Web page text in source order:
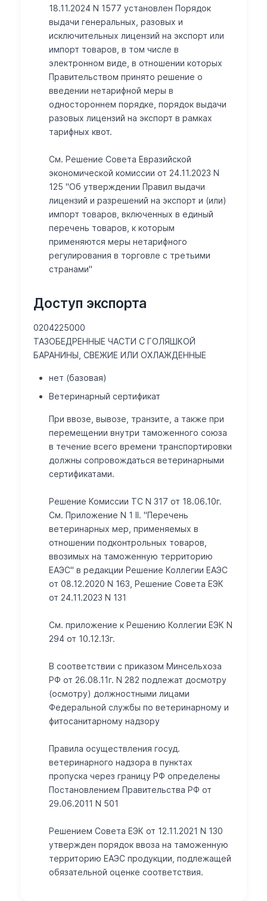
18.11.2024 N 1577 установлен Порядок
выдачи генеральных, разовых и
исключительных лицензий на экспорт или
импорт товаров, в том числе в
электронном виде, в отношении которых
Правительством принято решение о
введении нетарифной меры в
одностороннем порядке, порядок выдачи
разовых лицензий на экспорт в рамках
тарифных квот.
См. Решение Совета Евразийской
экономической комиссии от 24.11.2023 N
125 "Об утверждении Правил выдачи
лицензий и разрешений на экспорт и (или)
импорт товаров, включенных в единый
перечень товаров, к которым
применяются меры нетарифного
регулирования в торговле с третьими
странами"
Доступ экспорта
0204225000
ТАЗОБЕДРЕННЫЕ ЧАСТИ С ГОЛЯШКОЙ
БАРАНИНЫ, СВЕЖИЕ ИЛИ ОХЛАЖДЕННЫЕ
нет (базовая)
Ветеринарный сертификат
При ввозе, вывозе, транзите, а также при
перемещении внутри таможенного союза
в течение всего времени транспортировки
должны сопровождаться ветеринарными
сертификатами.
Решение Комиссии ТС N 317 от 18.06.10г.
См. Приложение N 1 II. "Перечень
ветеринарных мер, применяемых в
отношении подконтрольных товаров,
ввозимых на таможенную территорию
ЕАЭС" в редакции Решение Коллегии ЕАЭС
от 08.12.2020 N 163, Решение Совета ЕЭК
от 24.11.2023 N 131
Cм. приложение к Решению Коллегии ЕЭК N
294 от 10.12.13г.
В соответствии с приказом Минсельхоза
РФ от 26.08.11г. N 282 подлежат досмотру
(осмотру) должностными лицами
Федеральной службы по ветеринарному и
фитосанитарному надзору
Правила осуществления госуд.
ветеринарного надзора в пунктах
пропуска через границу РФ определены
Постановлением Правительства РФ от
29.06.2011 N 501
Решением Совета ЕЭК от 12.11.2021 N 130
утвержден порядок ввоза на таможенную
территорию ЕАЭС продукции, подлежащей
обязательной оценке соответствия.